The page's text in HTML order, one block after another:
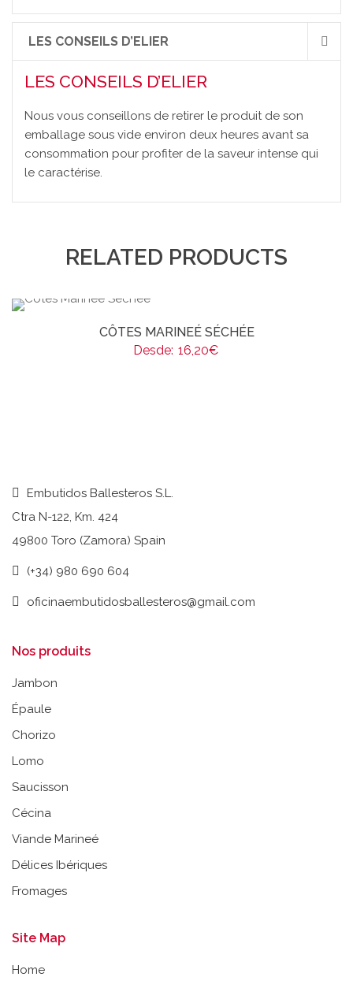
LES CONSEILS D’ELIER
LES CONSEILS D’ELIER
Nous vous conseillons de retirer le produit de son
emballage sous vide environ deux heures avant sa
consommation pour profiter de la saveur intense qui
le caractérise.
RELATED PRODUCTS
CÔTES MARINEÉ SÉCHÉE
Desde: 16,20€
Embutidos Ballesteros S.L.
Ctra N-122, Km. 424
49800 Toro (Zamora) Spain
(+34) 980 690 604
oficinaembutidosballesteros@gmail.com
Nos produits
Jambon
Épaule
Chorizo
Lomo
Saucisson
Cécina
Viande Marineé
Délices Ibériques
Fromages
Site Map
Home